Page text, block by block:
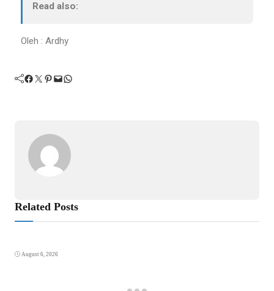
Read also:
Oleh : Ardhy
Related Posts
August 6, 2026